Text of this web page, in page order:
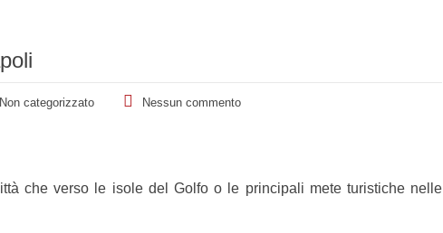
Non categorizzato Nessun commento
che verso le isole del Golfo o le principali mete turistiche nelle